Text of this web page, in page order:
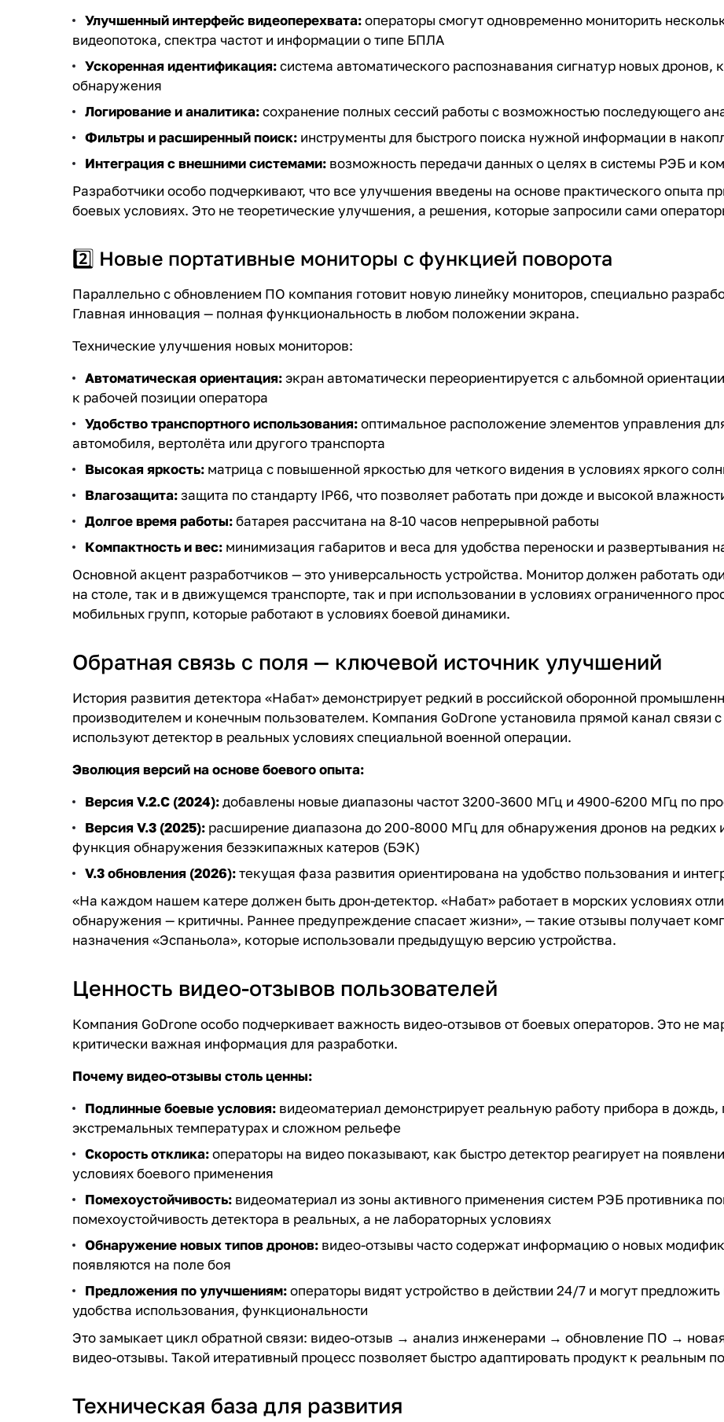
Улучшенный интерфейс видеоперехвата:операторы смогут одновременно мониторить
видеопотока, спектра частот и информации о типе БПЛА
Ускоренная идентификация:система автоматического распознавания сигнатур новых дронов,
обнаружения
Логирование и аналитика:сохранение полных сессий работы с возможностью последующего
Фильтры и расширенный поиск: инструменты для быстрого поиска нужной информации в
Интеграция с внешними системами: возможность передачи данных о целях в системы РЭБ и
Разработчики особо подчеркивают, что все улучшения введены на основе практического опыта
боевых условиях. Это не теоретические улучшения, а решения, которые запросили сами
2️⃣ Новые портативные мониторы с функцией поворота
Параллельно с обновлением ПО компания готовит новую линейку мониторов, специально
Главная инновация — полная функциональность в любом положении экрана.
Технические улучшения новых мониторов:
Автоматическая ориентация:экран автоматически переориентируется с альбомной
к рабочей позиции оператора
Удобство транспортного использования:оптимальное расположение элементов управления
автомобиля, вертолёта или другого транспорта
Высокая яркость: матрица с повышенной яркостью для четкого видения в условиях яркого
Влагозащита:защита по стандарту IP66, что позволяет работать при дожде и высокой
Долгое время работы:батарея рассчитана на 8-10 часов непрерывной работы
Компактность и вес: минимизация габаритов и веса для удобства переноски и развертывания
Основной акцент разработчиков — это универсальность устройства. Монитор должен работать
на столе, так и в движущемся транспорте, так и при использовании в условиях ограниченного
мобильных групп, которые работают в условиях боевой динамики.
Обратная связь с поля — ключевой источник улучшений
История развития детектора «Набат» демонстрирует редкий в российской оборонной
производителем и конечным пользователем. Компания GoDrone установила прямой канал связи
используют детектор в реальных условиях специальной военной операции.
Эволюция версий на основе боевого опыта:
Версия V.2.C (2024):добавлены новые диапазоны частот 3200-3600 МГц и 4900-6200 МГц по
Версия V.3 (2025): расширение диапазона до 200-8000 МГц для обнаружения дронов на редких
функция обнаружения безэкипажных катеров (БЭК)
V.3 обновления (2026):текущая фаза развития ориентирована на удобство пользования и
«На каждом нашем катере должен быть дрон-детектор. «Набат» работает в морских условиях
обнаружения — критичны. Раннее предупреждение спасает жизни», — такие отзывы получает
назначения «Эспаньола», которые использовали предыдущую версию устройства.
Ценность видео-отзывов пользователей
Компания GoDrone особо подчеркивает важность видео-отзывов от боевых операторов. Это не
критически важная информация для разработки.
Почему видео-отзывы столь ценны:
Подлинные боевые условия: видеоматериал демонстрирует реальную работу прибора в
экстремальных температурах и сложном рельефе
Скорость отклика:операторы на видео показывают, как быстро детектор реагирует на
условиях боевого применения
Помехоустойчивость: видеоматериал из зоны активного применения систем РЭБ противника
помехоустойчивость детектора в реальных, а не лабораторных условиях
Обнаружение новых типов дронов: видео-отзывы часто содержат информацию о новых
появляются на поле боя
Предложения по улучшениям:операторы видят устройство в действии 24/7 и могут
удобства использования, функциональности
Это замыкает цикл обратной связи: видео-отзыв → анализ инженерами → обновление ПО →
видео-отзывы. Такой итеративный процесс позволяет быстро адаптировать продукт к реальным
Техническая база для развития